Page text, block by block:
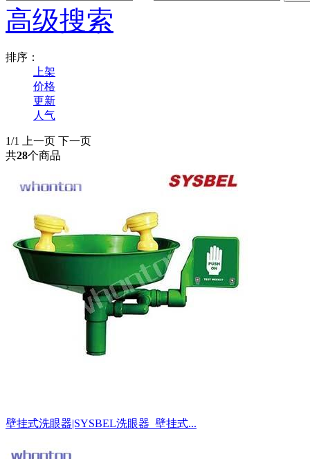
高级搜索
排序：
上架
价格
更新
人气
1/1 上一页 下一页
共28个商品
壁挂式洗眼器|SYSBEL洗眼器_壁挂式...